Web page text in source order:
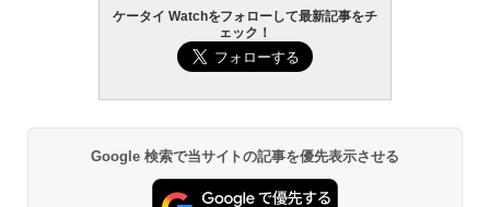
ケータイ Watchをフォローして最新記事をチ
ェック！
Google 検索で当サイトの記事を優先表示させる